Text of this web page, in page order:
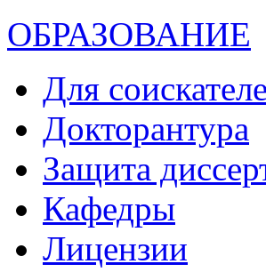
ОБРАЗОВАНИЕ
Для
Докторантура
Защита
Кафедры
Лицензии